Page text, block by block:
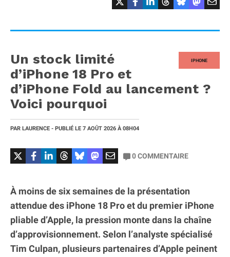
IPHONE
Un stock limité
d’iPhone 18 Pro et
d’iPhone Fold au lancement ?
Voici pourquoi
PAR LAURENCE - PUBLIÉ LE 7 AOÛT 2026 À 08H04
0COMMENTAIRE
À moins de six semaines de la présentation
attendue des iPhone 18 Pro et du premier iPhone
pliable d’Apple, la pression monte dans la chaîne
d’approvisionnement. Selon l’analyste spécialisé
Tim Culpan, plusieurs partenaires d’Apple peinent